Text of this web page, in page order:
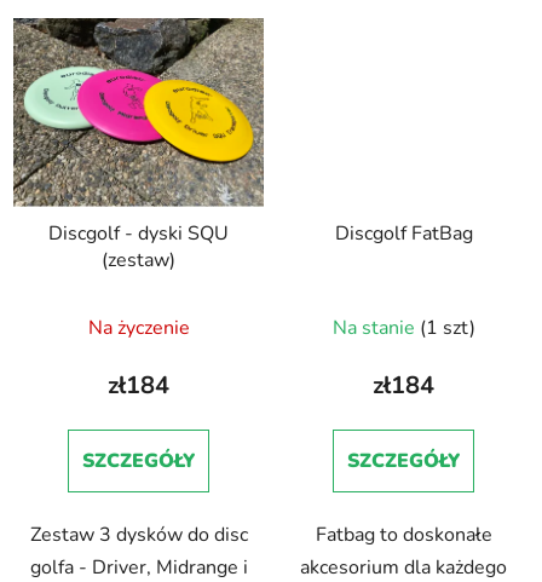
Discgolf - dyski SQU
(zestaw)
Na życzenie
zł184
SZCZEGÓŁY
Zestaw 3 dysków do disc
golfa - Driver, Midrange i
Discgolf FatBag
Na stanie (1 szt)
zł184
SZCZEGÓŁY
Fatbag to doskonałe
akcesorium dla każdego